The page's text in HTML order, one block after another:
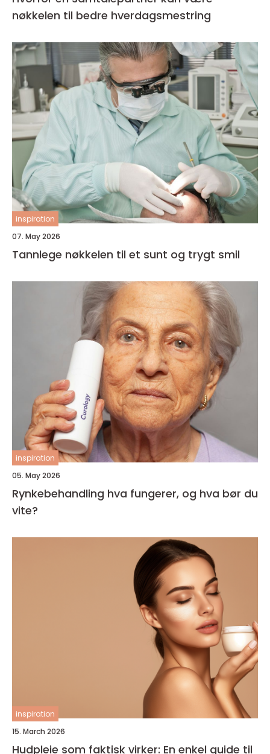
nøkkelen til bedre hverdagsmestring
inspiration
07. May 2026
Tannlege nøkkelen til et sunt og trygt smil
inspiration
05. May 2026
Rynkebehandling hva fungerer, og hva bør du
vite?
inspiration
15. March 2026
Hudpleie som faktisk virker: En enkel guide til